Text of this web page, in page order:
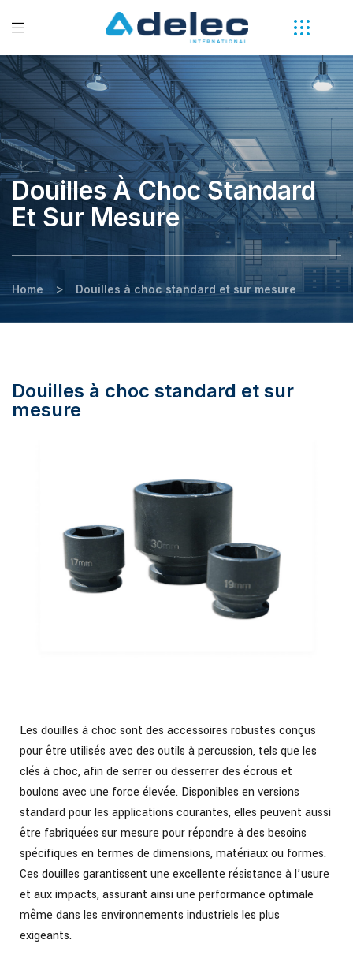
Douilles À Choc Standard
Et Sur Mesure
Home > Douilles à choc standard et sur mesure
Douilles à choc standard et sur
mesure
Les douilles à choc sont des accessoires robustes conçus
pour être utilisés avec des outils à percussion, tels que les
clés à choc, afin de serrer ou desserrer des écrous et
boulons avec une force élevée. Disponibles en versions
standard pour les applications courantes, elles peuvent aussi
être fabriquées sur mesure pour répondre à des besoins
spécifiques en termes de dimensions, matériaux ou formes.
Ces douilles garantissent une excellente résistance à l’usure
et aux impacts, assurant ainsi une performance optimale
même dans les environnements industriels les plus
exigeants.